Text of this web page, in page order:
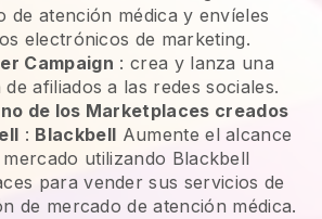
de atención médica y envíeles
electrónicos de marketing.
Campaign : crea y lanza una
de afiliados a las redes sociales.
de los Marketplaces creados
: Blackbell Aumente el alcance
mercado utilizando Blackbell
para vender sus servicios de
de mercado de atención médica.